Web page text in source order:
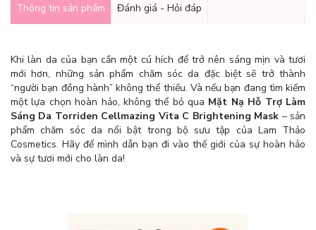
Thông tin sản phẩm Đánh giá - Hỏi đáp
Khi làn da của bạn cần một cú hích để trở nên sáng mịn và tươi
mới hơn, những sản phẩm chăm sóc da đặc biệt sẽ trở thành
“người bạn đồng hành” không thể thiếu. Và nếu bạn đang tìm kiếm
một lựa chọn hoàn hảo, không thể bỏ qua Mặt Nạ Hỗ Trợ Làm
Sáng Da Torriden Cellmazing Vita C Brightening Mask – sản
phẩm chăm sóc da nổi bật trong bộ sưu tập của Lam Thảo
Cosmetics. Hãy để mình dẫn bạn đi vào thế giới của sự hoàn hảo
và sự tươi mới cho làn da!